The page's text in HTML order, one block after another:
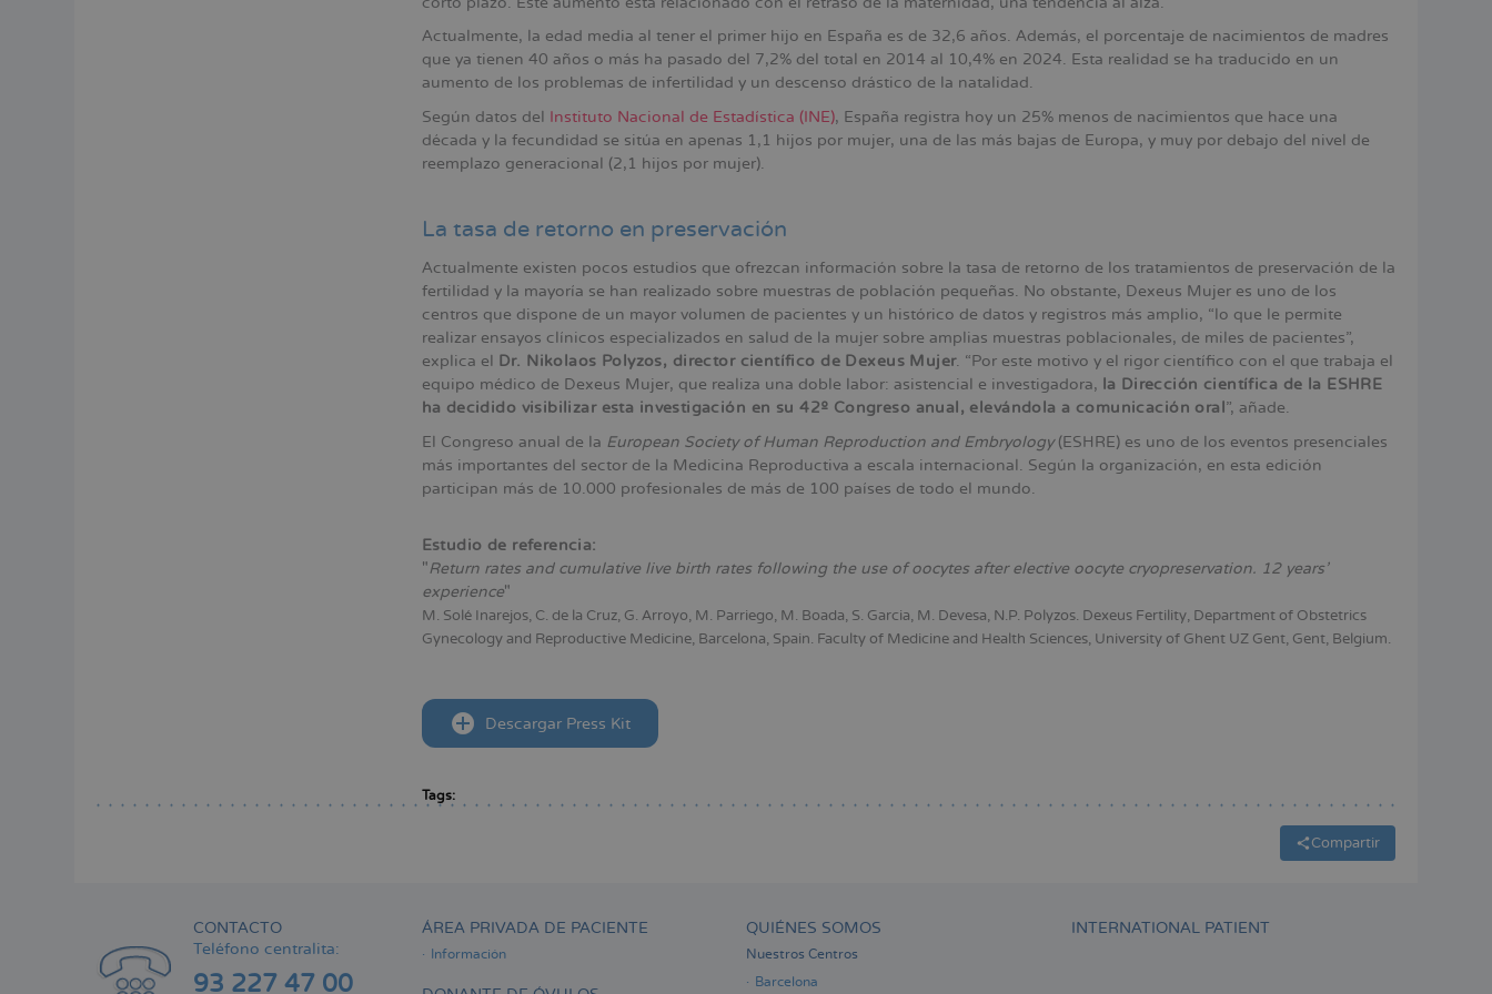
Actualmente, la edad media al tener el primer hijo en España es de 32,6 años. Además, el porcentaje de nacimientos de madres
que ya tienen 40 años o más ha pasado del 7,2% del total en 2014 al 10,4% en 2024. Esta realidad se ha traducido en un
aumento de los problemas de infertilidad y un descenso drástico de la natalidad.
Según datos del Instituto Nacional de Estadística (INE), España registra hoy un 25% menos de nacimientos que hace una
década y la fecundidad se sitúa en apenas 1,1 hijos por mujer, una de las más bajas de Europa, y muy por debajo del nivel de
reemplazo generacional (2,1 hijos por mujer).
La tasa de retorno en preservación
Actualmente existen pocos estudios que ofrezcan información sobre la tasa de retorno de los tratamientos de preservación de la
fertilidad y la mayoría se han realizado sobre muestras de población pequeñas. No obstante, Dexeus Mujer es uno de los
centros que dispone de un mayor volumen de pacientes y un histórico de datos y registros más amplio, “lo que le permite
realizar ensayos clínicos especializados en salud de la mujer sobre amplias muestras poblacionales, de miles de pacientes”,
explica el Dr. Nikolaos Polyzos, director científico de Dexeus Mujer. “Por este motivo y el rigor científico con el que trabaja el
equipo médico de Dexeus Mujer, que realiza una doble labor: asistencial e investigadora, la Dirección científica de la ESHRE
ha decidido visibilizar esta investigación en su 42º Congreso anual, elevándola a comunicación oral ”, añade.
El Congreso anual de la European Society of Human Reproduction and Embryology(ESHRE) es uno de los eventos presenciales
más importantes del sector de la Medicina Reproductiva a escala internacional. Según la organización, en esta edición
participan más de 10.000 profesionales de más de 100 países de todo el mundo.
Estudio de referencia:
"Return rates and cumulative live birth rates following the use of oocytes after elective oocyte cryopreservation. 12 years’
experience"
M. Solé Inarejos, C. de la Cruz, G. Arroyo, M. Parriego, M. Boada, S. Garcia, M. Devesa, N.P. Polyzos. Dexeus Fertility, Department of Obstetrics
Gynecology and Reproductive Medicine, Barcelona, Spain. Faculty of Medicine and Health Sciences, University of Ghent UZ Gent, Gent, Belgium.
Descargar Press Kit
Tags:
Compartir
CONTACTO
Teléfono centralita:
93 227 47 00
ÁREA PRIVADA DE PACIENTE
Información
QUIÉNES SOMOS
Nuestros Centros
Barcelona
INTERNATIONAL PATIENT